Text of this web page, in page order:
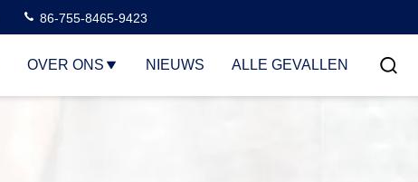
86-755-8465-9423
OVER ONS NIEUWS ALLE GEVALLEN